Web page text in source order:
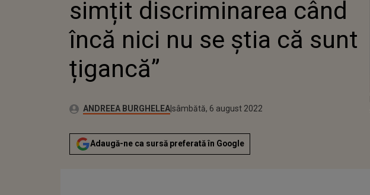
simțit discriminarea când
încă nici nu se știa că sunt
țigancă”
Autor:ANDREEA BURGHELEAPublicat:
vineri, 6 august 2021
Actualizat:
sâmbătă, 6 august 2022
Adaugă-ne ca sursă preferată în Google